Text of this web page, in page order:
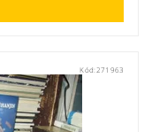
Kód: 271963